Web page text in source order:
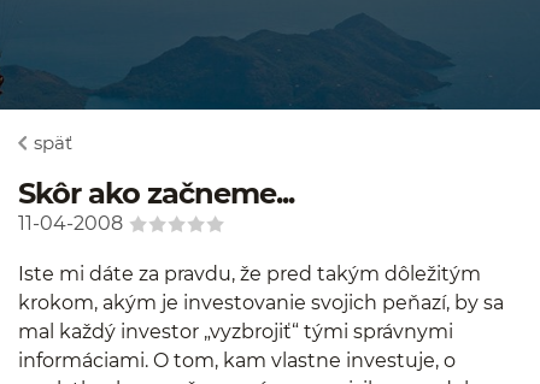
späť
Skôr ako začneme...
11-04-2008
Iste mi dáte za pravdu, že pred takým dôležitým
krokom, akým je investovanie svojich peňazí, by sa
mal každý investor „vyzbrojiť“ tými správnymi
informáciami. O tom, kam vlastne investuje, o